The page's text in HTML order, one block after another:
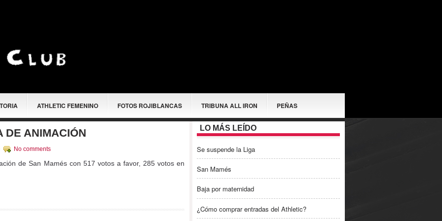
ATHLETIC FEMENINO FOTOS ROJIBLANCAS TRIBUNA ALL IRON PEÑAS
DE ANIMACIÓN
No comments
de San Mamés con 517 votos a favor, 285 votos en
LO MÁS LEÍDO
Se suspende la Liga
San Mamés
Baja por maternidad
¿Cómo comprar entradas del Athletic?